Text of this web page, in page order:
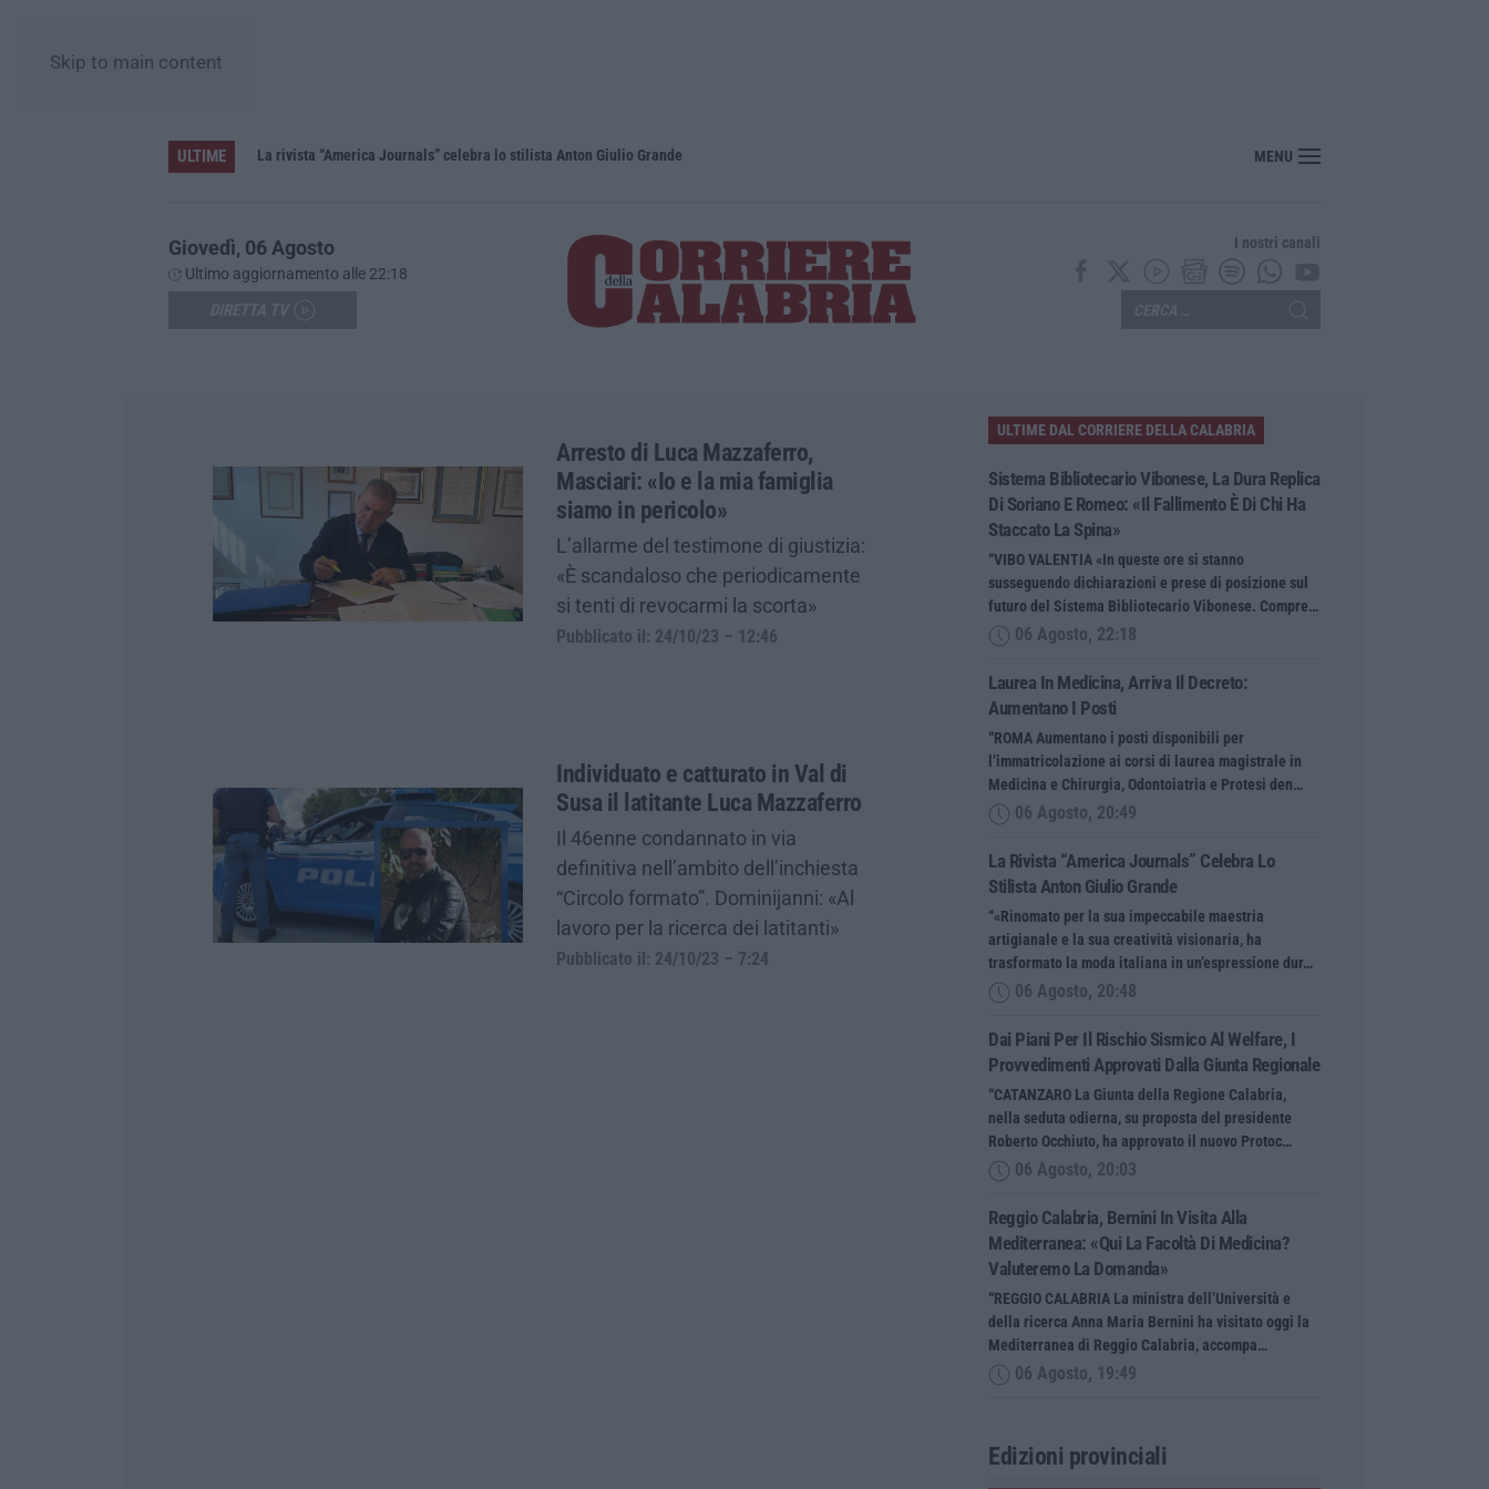
Skip to main content
ULTIME La rivista “America Journals” celebra lo stilista Anton Giulio Grande Dai Piani per il rischio sismico al welfare, i provvedimenti approvati dalla Giunta
MENU
Giovedì, 06 Agosto
Ultimo aggiornamento alle 22:18
I nostri canali
Arresto di Luca Mazzaferro,
Masciari: «Io e la mia famiglia
siamo in pericolo»
L’allarme del testimone di giustizia:
«È scandaloso che periodicamente
si tenti di revocarmi la scorta»
Pubblicato il: 24/10/23 – 12:46
Individuato e catturato in Val di
Susa il latitante Luca Mazzaferro
Il 46enne condannato in via
definitiva nell’ambito dell’inchiesta
“Circolo formato”. Dominijanni: «Al
lavoro per la ricerca dei latitanti»
Pubblicato il: 24/10/23 – 7:24
ULTIME DAL CORRIERE DELLA CALABRIA
Sistema Bibliotecario Vibonese, La Dura Replica
Di Soriano E Romeo: «Il Fallimento È Di Chi Ha
Staccato La Spina»
“VIBO VALENTIA «In queste ore si stanno
susseguendo dichiarazioni e prese di posizione sul
futuro del Sistema Bibliotecario Vibonese. Compre…
06 Agosto, 22:18
Laurea In Medicina, Arriva Il Decreto:
Aumentano I Posti
“ROMA Aumentano i posti disponibili per
l’immatricolazione ai corsi di laurea magistrale in
Medicina e Chirurgia, Odontoiatria e Protesi den…
06 Agosto, 20:49
La Rivista “America Journals” Celebra Lo
Stilista Anton Giulio Grande
“«Rinomato per la sua impeccabile maestria
artigianale e la sua creatività visionaria, ha
trasformato la moda italiana in un’espressione dur…
06 Agosto, 20:48
Dai Piani Per Il Rischio Sismico Al Welfare, I
Provvedimenti Approvati Dalla Giunta Regionale
“CATANZARO La Giunta della Regione Calabria,
nella seduta odierna, su proposta del presidente
Roberto Occhiuto, ha approvato il nuovo Protoc…
06 Agosto, 20:03
Reggio Calabria, Bernini In Visita Alla
Mediterranea: «Qui La Facoltà Di Medicina?
Valuteremo La Domanda»
“REGGIO CALABRIA La ministra dell’Università e
della ricerca Anna Maria Bernini ha visitato oggi la
Mediterranea di Reggio Calabria, accompa…
06 Agosto, 19:49
Edizioni provinciali